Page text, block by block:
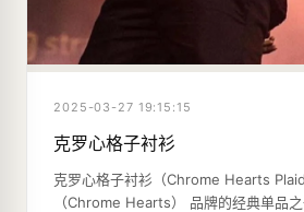
2025-03-27 19:15:15
克罗心格子衬衫
克罗心格子衬衫（Chrome Hearts
（Chrome Hearts） 品牌的经典单品